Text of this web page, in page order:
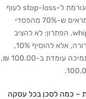
Whipsaw הוא תנודת כיוון הפוך פתאומית שגורמת ל-stop-loss לעוף
לפני שהמחיר חוזר לכיוון המקורי. מחקרים מראים ש-70% מהפסדי
סוחרי הסקאלפינג בישראל נגרמים מ-whipsaw. הפתרון: לא להציב
stop-loss מתחת/מעל תמיכה/התנגדות ברורה, אלא להוסיף 10%,
15% באפר לעומק ה-level. לדוגמה, אם התמיכה עומדת ב-100.00 ₪,